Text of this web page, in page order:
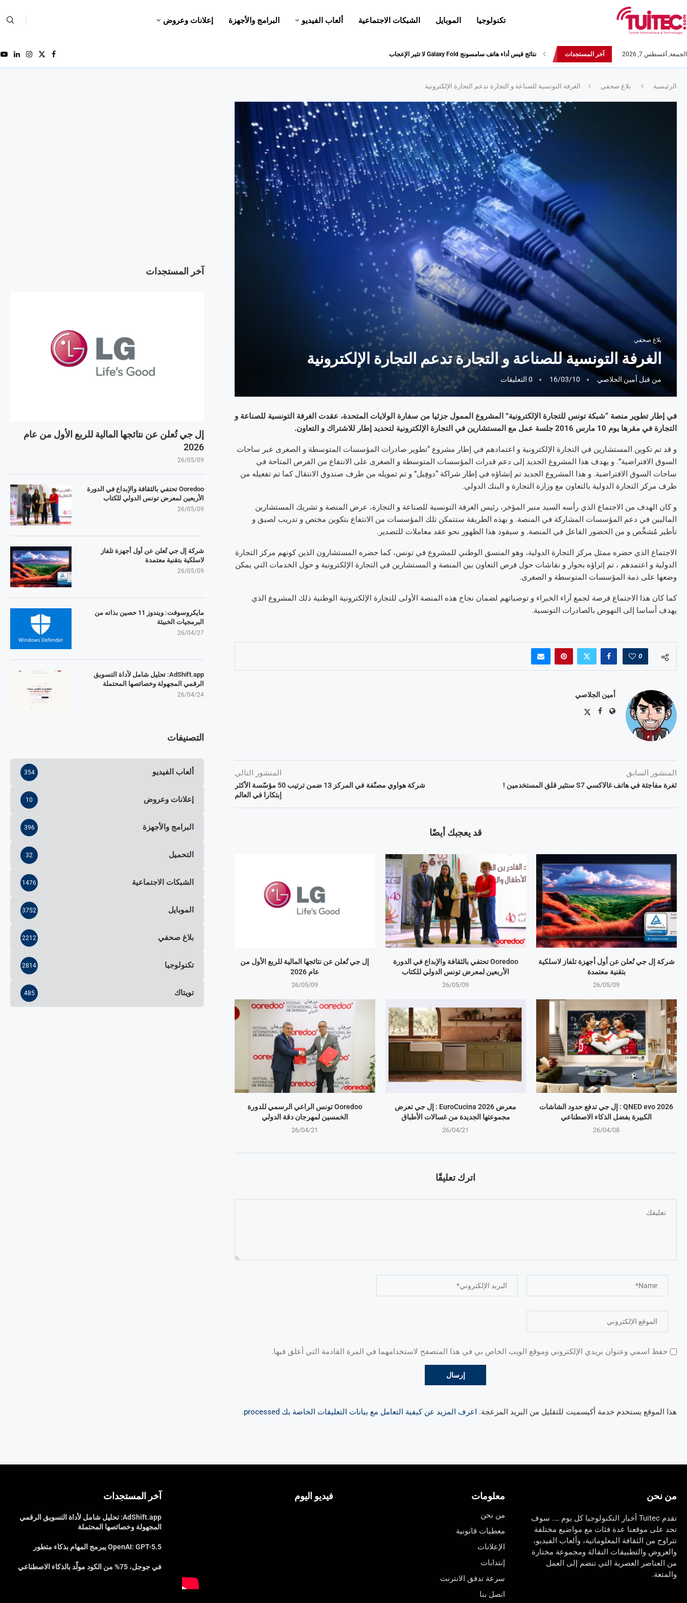
تكنولوجيا الموبايل الشبكات الاجتماعية ألعاب الفيديو البرامج والأجهزة إعلانات وعروض
الجمعة, أغسطس 7, 2026 آخر المستجدات أحدث إصدارات هواوي: هاتف “nova 8 SE” ينطلق رسميا مع أربع...
الرئيسية بلاغ صحفي الغرفة التونسية للصناعة و التجارة تدعم التجارة الإلكترونية
بلاغ صحفي
الغرفة التونسية للصناعة و التجارة تدعم التجارة الإلكترونية
من قبل أمين الجلاصي 16/03/10 0 التعليقات
في إطار تطوير منصة “شبكة تونس للتجارة الإلكترونية” المشروع الممول جزئيا من سفارة الولايات المتحدة، عقدت الغرفة التونسية للصناعة و
التجارة في مقرها يوم 10 مارس 2016 جلسة عمل مع المستشارين في التجارة الإلكترونية لتحديد إطار للاشتراك و التعاون.
و قد تم تكوين المستشارين في التجارة الإلكترونية و اعتمادهم في إطار مشروع “تطوير صادرات المؤسسات المتوسطة و الصغرى عبر ساحات
السوق الافتراضية”. و يهدف هذا المشروع الجديد إلى دعم قدرات المؤسسات المتوسطة و الصغرى على الانتفاع من الفرص المتاحة في
ساحات السوق الافتراضية. و هذا المشروع الجديد تم إنشاؤه في إطار شراكة “دوڥيل” و تم تمويله من طرف صندوق الانتقال كما تم تفعيله من
طرف مركز التجارة الدولية بالتعاون مع وزارة التجارة و البنك الدولي.
و كان الهدف من الاجتماع الذي رأسه السيد منير المؤخر، رئيس الغرفة التونسية للصناعة و التجارة، عرض المنصة و تشريك المستشارين
الماليين في دعم المؤسسات المشاركة في المنصة. و بهذه الطريقة ستتمكن تلك المؤسسات من الانتفاع بتكوين مختص و تدريب لصيق و
تأطير مُشخَّص و من الحضور الفاعل في المنصة. و سيقود هذا الظهور نحو عقد معاملات للتصدير.
الاجتماع الذي حضره ممثل مركز التجارة الدولية، وهو المنسق الوطني للمشروع في تونس، كما حضره المستشارون الذين كونهم مركز التجارة
الدولية و اعتمدهم ، تم إثراؤه بحوار و نقاشات حول فرص التعاون بين المنصة و المستشارين في التجارة الإلكترونية و حول الخدمات التي يمكن
وضعها على ذمة المؤسسات المتوسطة و الصغرى.
كما كان هذا الاجتماع فرصة لجمع آراء الخبراء و توصياتهم لضمان نجاح هذه المنصة الأولى للتجارة الإلكترونية الوطنية ذلك المشروع الذي
يهدف أساسا إلى النهوض بالصادرات التونسية.
0
أمين الجلاصي
المنشور السابق
ثغرة مفاجئة في هاتف غالاكسي S7 ستثير قلق المستخدمين !
المنشور التالي
شركة هواوي مصنّفة في المركز 13 ضمن ترتيب 50 مؤسّسة الأكثر
إبتكارا في العالم
قد يعجبك أيضًا
إل جي تُعلن عن نتائجها المالية للربع الأول من
عام 2026
26/05/09
Ooredoo تحتفي بالثقافة والإبداع في الدورة
الأربعين لمعرض تونس الدولي للكتاب
26/05/09
شركة إل جي تُعلن عن أول أجهزة تلفاز لاسلكية
بتقنية معتمدة
26/05/09
Ooredoo تونس الراعي الرسمي للدورة
الخمسين لمهرجان دقة الدولي
26/04/21
معرض EuroCucina 2026 : إل جي تعرض
مجموعتها الجديدة من غسالات الأطباق
26/04/21
QNED evo 2026 : إل جي تدفع حدود الشاشات
الكبيرة بفضل الذكاء الاصطناعي
26/04/08
اترك تعليقًا
حفظ اسمي وعنوان بريدي الإلكتروني وموقع الويب الخاص بي في هذا المتصفح لاستخدامهما في المرة القادمة التي أعلق فيها.
هذا الموقع يستخدم خدمة أكيسميت للتقليل من البريد المزعجة. اعرف المزيد عن كيفية التعامل مع بيانات التعليقات الخاصة بك processed .
آخر المستجدات
إل جي تُعلن عن نتائجها المالية للربع الأول من عام
2026
26/05/09
Ooredoo تحتفي بالثقافة والإبداع في الدورة
الأربعين لمعرض تونس الدولي للكتاب
26/05/09
شركة إل جي تُعلن عن أول أجهزة تلفاز
لاسلكية بتقنية معتمدة
26/05/09
مايكروسوفت: ويندوز 11 حصين بذاته من
البرمجيات الخبيثة
26/04/27
AdShift.app: تحليل شامل لأداة التسويق
الرقمي المجهولة وخصائصها المحتملة
26/04/24
التصنيفات
ألعاب الفيديو 354
إعلانات وعروض 10
البرامج والأجهزة 396
التحميل 32
الشبكات الاجتماعية 1476
الموبايل 3752
بلاغ صحفي 2212
تكنولوجيا 2814
تويتاك 485
من نحن
تقدم Tuitec أخبار التكنولوجيا كل يوم …. سوف
تجد على موقعنا عدة فئات مع مواضيع مختلفة
تتراوح من الثقافة المعلوماتية، وألعاب الفيديو،
والعروض والتطبيقات النقالة ومجموعة مختارة
من العناصر العصرية التي تنضم إلى العمل
والمتعة.
معلومات
من نحن
معطيات قانونية
الإعلانات
إنتدابات
سرعة تدفق الانترنت
اتصل بنا
فيديو اليوم آخر المستجدات
AdShift.app: تحليل شامل لأداة التسويق الرقمي
المجهولة وخصائصها المحتملة
OpenAI: GPT-5.5 يبرمج المهام بذكاء متطور
في جوجل، 75% من الكود مولّد بالذكاء الاصطناعي